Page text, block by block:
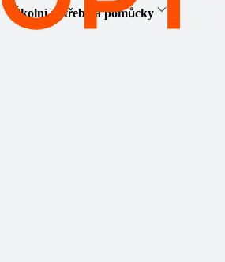
Školní potřeby a pomůcky